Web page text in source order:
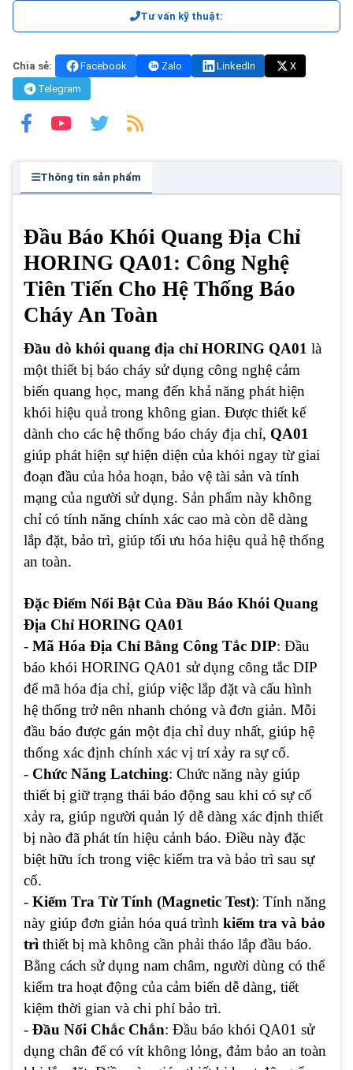
Tư vấn kỹ thuật:
Chia sẻ: Facebook Zalo LinkedIn
X
Telegram
Thông tin sản phẩm
Đầu Báo Khói Quang Địa Chỉ
HORING QA01: Công Nghệ
Tiên Tiến Cho Hệ Thống Báo
Cháy An Toàn
Đầu dò khói quang địa chỉ HORING QA01 là
một thiết bị báo cháy sử dụng công nghệ cảm
biến quang học, mang đến khả năng phát hiện
khói hiệu quả trong không gian. Được thiết kế
dành cho các hệ thống báo cháy địa chỉ, QA01
giúp phát hiện sự hiện diện của khói ngay từ giai
đoạn đầu của hỏa hoạn, bảo vệ tài sản và tính
mạng của người sử dụng. Sản phẩm này không
chỉ có tính năng chính xác cao mà còn dễ dàng
lắp đặt, bảo trì, giúp tối ưu hóa hiệu quả hệ thống
an toàn.
Đặc Điểm Nổi Bật Của Đầu Báo Khói Quang
Địa Chỉ HORING QA01
- Mã Hóa Địa Chỉ Bằng Công Tắc DIP: Đầu
báo khói HORING QA01 sử dụng công tắc DIP
để mã hóa địa chỉ, giúp việc lắp đặt và cấu hình
hệ thống trở nên nhanh chóng và đơn giản. Mỗi
đầu báo được gán một địa chỉ duy nhất, giúp hệ
thống xác định chính xác vị trí xảy ra sự cố.
- Chức Năng Latching: Chức năng này giúp
thiết bị giữ trạng thái báo động sau khi có sự cố
xảy ra, giúp người quản lý dễ dàng xác định thiết
bị nào đã phát tín hiệu cảnh báo. Điều này đặc
biệt hữu ích trong việc kiểm tra và bảo trì sau sự
cố.
- Kiểm Tra Từ Tính (Magnetic Test): Tính năng
này giúp đơn giản hóa quá trình kiểm tra và bảo
trì thiết bị mà không cần phải tháo lắp đầu báo.
Bằng cách sử dụng nam châm, người dùng có thể
kiểm tra hoạt động của cảm biến dễ dàng, tiết
kiệm thời gian và chi phí bảo trì.
- Đầu Nối Chắc Chắn: Đầu báo khói QA01 sử
dụng chân đế có vít không lỏng, đảm bảo an toàn